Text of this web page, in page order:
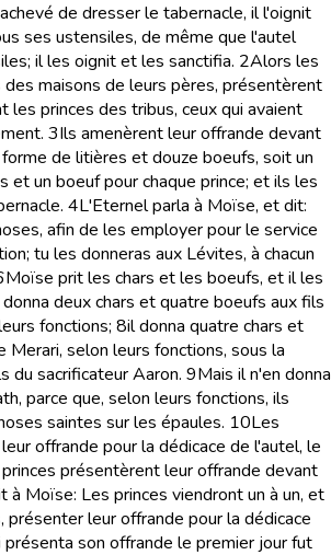
de dresser le tabernacle, il l'oignit
ses ustensiles, de même que l'autel
il les oignit et les sanctifia. 2Alors les
des maisons de leurs pères, présentèrent
les princes des tribus, ceux qui avaient
3Ils amenèrent leur offrande devant
de litières et douze boeufs, soit un
et un boeuf pour chaque prince; et ils les
4L'Eternel parla à Moïse, et dit:
afin de les employer pour le service
tu les donneras aux Lévites, à chacun
Moïse prit les chars et les boeufs, et il les
donna deux chars et quatre boeufs aux fils
fonctions; 8il donna quatre chars et
Merari, selon leurs fonctions, sous la
du sacrificateur Aaron. 9Mais il n'en donna
parce que, selon leurs fonctions, ils
saintes sur les épaules. 10Les
offrande pour la dédicace de l'autel, le
présentèrent leur offrande devant
à Moïse: Les princes viendront un à un, et
leur offrande pour la dédicace
présenta son offrande le premier jour fut